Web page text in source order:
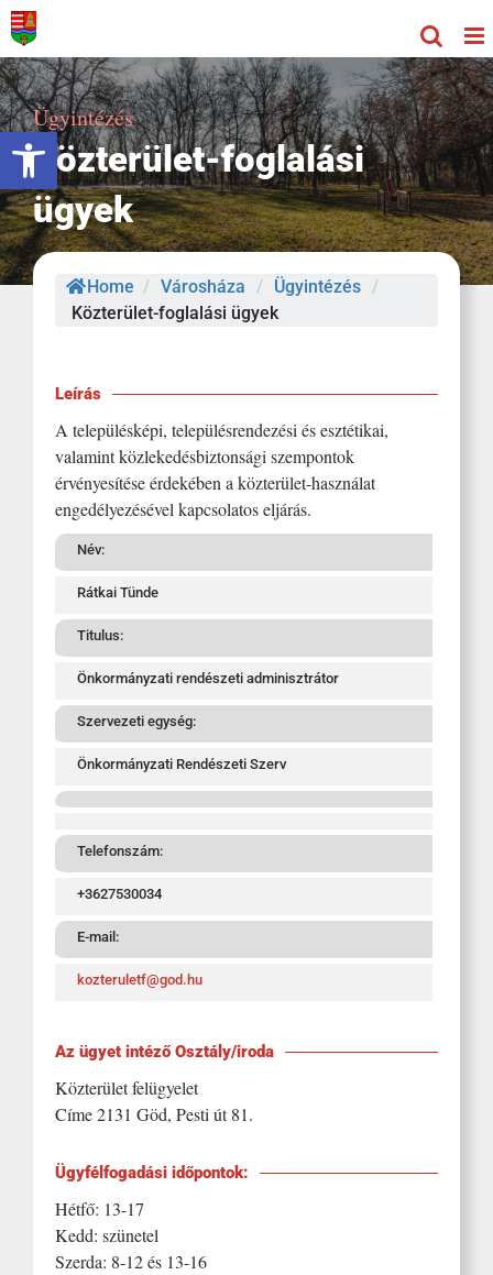
Eszköztár megnyitása
Kihagyás
Ügyintézés
Közterület-foglalási
ügyek
Home / Városháza / Ügyintézés /
Közterület-foglalási ügyek
Leírás
A településképi, településrendezési és esztétikai,
valamint közlekedésbiztonsági szempontok
érvényesítése érdekében a közterület-használat
engedélyezésével kapcsolatos eljárás.
Név:
Rátkai Tünde
Titulus:
Önkormányzati rendészeti adminisztrátor
Szervezeti egység:
Önkormányzati Rendészeti Szerv
Telefonszám:
+3627530034
E-mail:
kozteruletf@god.hu
Az ügyet intéző Osztály/iroda
Közterület felügyelet
Címe 2131 Göd, Pesti út 81.
Ügyfélfogadási időpontok:
Hétfő: 13-17
Kedd: szünetel
Szerda: 8-12 és 13-16